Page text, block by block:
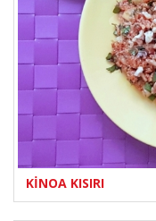
KİNOA KISIRI